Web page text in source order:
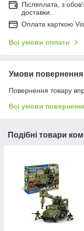
Післяплата, з
доставки.
Оплата карткою
Всі умови оплати
Умови повернення
Повернення товару
Всі умови
Подібні товари